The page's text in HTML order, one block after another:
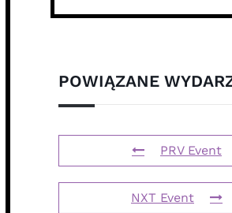
POWIĄZANE
PRV Event
NXT Event